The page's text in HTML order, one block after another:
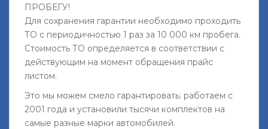
ПРОБЕГУ!
Для сохранения гарантии необходимо проходить
ТО с периодичностью 1 раз за 10 000 км пробега.
Стоимость ТО определяется в соответствии с
действующим на момент обращения прайс
листом.
Это мы можем смело гарантировать: работаем с
2001 года и установили тысячи комплектов на
самые разные марки автомобилей.